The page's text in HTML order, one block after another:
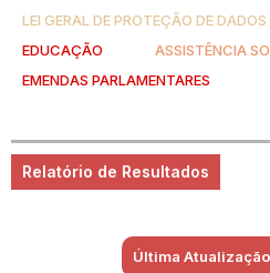
LEI GERAL DE PROTEÇÃO DE DADOS
EDUCAÇÃO
ASSISTÊNCIA
EMENDAS PARLAMENTARES
Relatório de Resultados
Última